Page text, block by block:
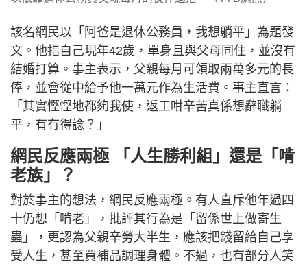
該名網民以「阿爸是退休公務員，我想躺平」為題發
文。他指自己現年42歲，單身且與父母同住，並沒有
結婚打算。事主表示，父親每月可領取兩萬多元的長
俸，並會從中給予他一萬元作為生活費。事主直言：
「其實慳慳地都夠我使，返工咁辛苦真係想辭職躺
平，有冇得諗？」
網民反應兩極 「人生勝利組」還是「啃
老族」？
對於事主的想法，網民反應兩極。有人直斥他年過四
十仍想「啃老」，批評其行為是「留係世上做寄生
蟲」，更認為父親辛勞大半生，應該把錢留給自己享
受人生，甚至買補品調理身體。不過，也有部分人笑